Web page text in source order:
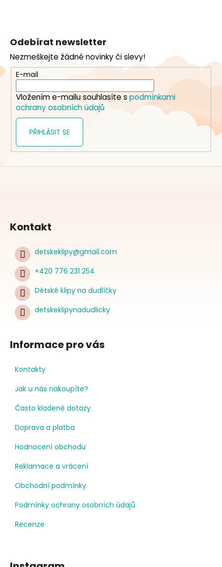
a
t
Odebírat newsletter
Nezmeškejte žádné novinky či slevy!
E-mail
Vložením e-mailu souhlasíte s podmínkami
ochrany osobních údajů
PŘIHLÁSIT SE
Kontakt
detskeklipy@gmail.com
+420 776 231 254
Dětské klipy na dudlíčky
detskeklipynadudlicky
Informace pro vás
Kontakty
Jak u nás nakoupíte?
Často kladené dotazy
Doprava a platba
Hodnocení obchodu
Reklamace a vrácení
Obchodní podmínky
Podmínky ochrany osobních údajů
Recenze